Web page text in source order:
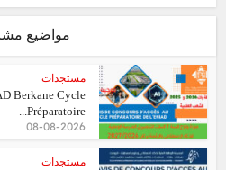
مواضيع
مستجدات
Berkane Cycle
Préparatoire...
08-08-2026
مستجدات